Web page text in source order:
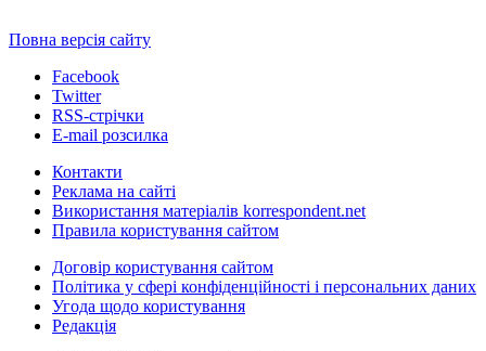
Повна версія сайту
Facebook
Twitter
RSS-стрічки
E-mail розсилка
Контакти
Реклама на сайті
Використання матеріалів korrespondent.net
Правила користування сайтом
Договір користування сайтом
Політика у сфері конфіденційності і персональних даних
Угода щодо користування
Редакція